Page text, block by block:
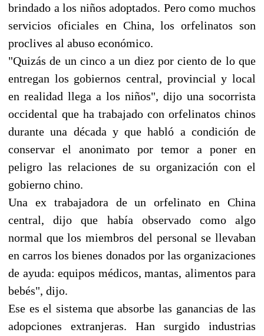
brindado a los niños adoptados. Pero como muchos
servicios oficiales en China, los orfelinatos son
proclives al abuso económico.
"Quizás de un cinco a un diez por ciento de lo que
entregan los gobiernos central, provincial y local
en realidad llega a los niños", dijo una socorrista
occidental que ha trabajado con orfelinatos chinos
durante una década y que habló a condición de
conservar el anonimato por temor a poner en
peligro las relaciones de su organización con el
gobierno chino.
Una ex trabajadora de un orfelinato en China
central, dijo que había observado como algo
normal que los miembros del personal se llevaban
en carros los bienes donados por las organizaciones
de ayuda: equipos médicos, mantas, alimentos para
bebés", dijo.
Ese es el sistema que absorbe las ganancias de las
adopciones extranjeras. Han surgido industrias